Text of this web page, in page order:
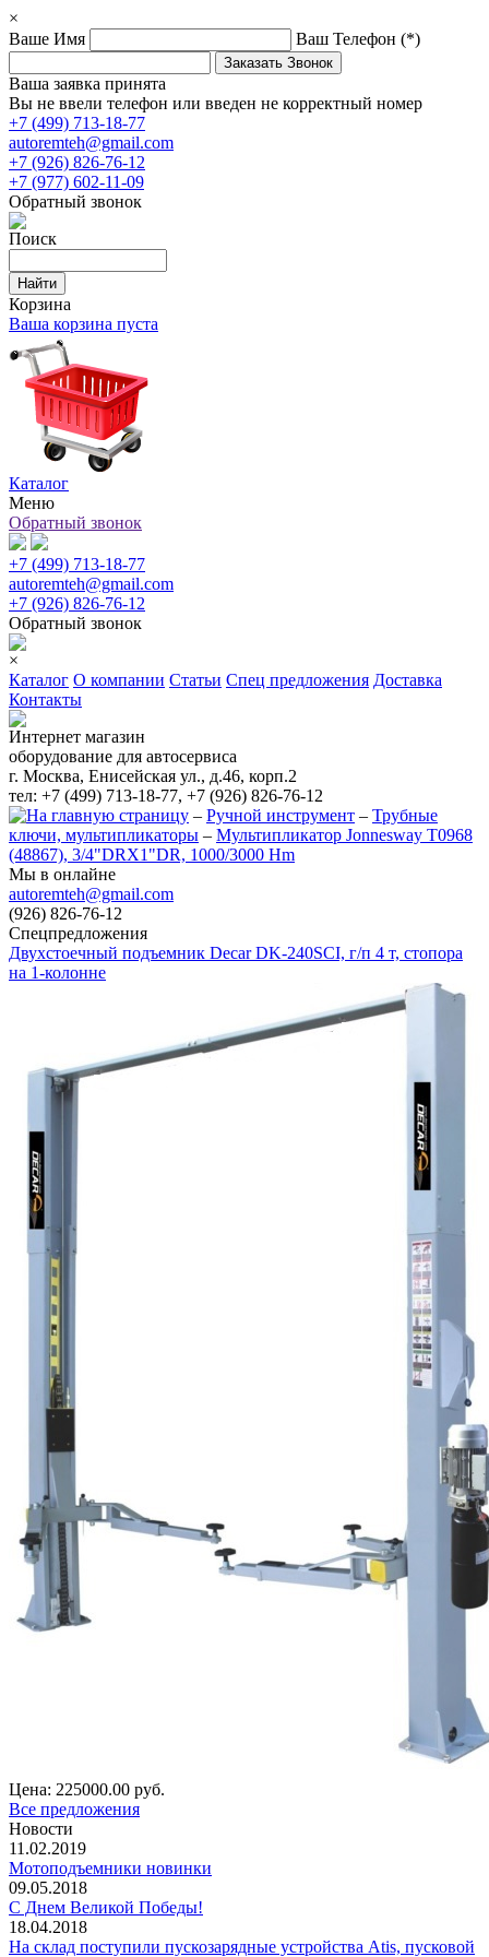
×
Ваше Имя
Ваш Телефон (*)
Ваша заявка принята
Вы не ввели телефон или введен не корректный номер
+7 (499) 713-18-77
autoremteh@gmail.com
+7 (926) 826-76-12
+7 (977) 602-11-09
Обратный звонок
Поиск
Корзина
Ваша корзина пуста
Каталог
Меню
Обратный звонок
+7 (499) 713-18-77
autoremteh@gmail.com
+7 (926) 826-76-12
Обратный звонок
×
Каталог О компании Статьи Спец предложения Доставка
Контакты
Интернет магазин
оборудование для автосервиса
г. Москва, Енисейская ул., д.46, корп.2
тел: +7 (499) 713-18-77, +7 (926) 826-76-12
– Ручной инструмент – Трубные
ключи, мультипликаторы – Мультипликатор Jonnesway T0968
(48867), 3/4"DRX1"DR, 1000/3000 Hm
Мы в онлайне
autoremteh@gmail.com
(926) 826-76-12
Спецпредложения
Двухстоечный подъемник Decar DK-240SCI, г/п 4 т, стопора
на 1-колонне
Цена: 225000.00 руб.
Все предложения
Новости
11.02.2019
Мотоподъемники новинки
09.05.2018
С Днем Великой Победы!
18.04.2018
На склад поступили пускозарядные устройства Atis, пусковой